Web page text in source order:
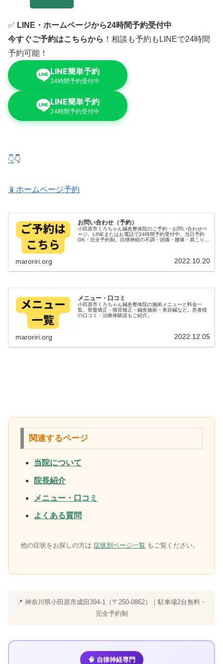
✅ LINE・ホームページから24時間予約受付中
今すぐご予約はこちらから ！相談も予約もLINEで24時間
予約可能！
LINE簡単予約
24時間予約受付中
LINE簡単予約
24時間予約受付中
👇👇
📱ホームページ予約
お問い合わせ（予約）
小田原市くろちゃん鍼灸整体院のご予約・お問い合わせペ
ージ。LINEまたはお電話で24時間予約受付中。当日予約
OK・完全予約制。自律神経の不調・頭痛・腰痛・肩こりで
maroriri.org 2022.10.20
メニュー・口コミ
小田原市くろちゃん鍼灸整体院の施術メニューと料金一
覧。骨盤矯正・猫背矯正・鍼灸施術・美容鍼など。患者様
の口コミ・治療体験談もご紹介。
maroriri.org 2022.12.05
関連するページ
当院について
院長紹介
メニュー・口コミ
よくある質問
他の症状をお探しの方は 症状別ページ一覧 もご覧ください。
📍 神奈川県小田原市成田394-1（〒250-0862）｜駐車場2台無料・
完全予約制
🧠 自律神経専門